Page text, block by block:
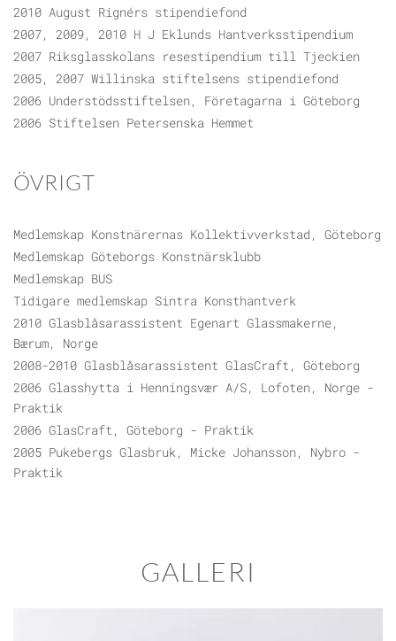
2010 August Rignérs stipendiefond
2007, 2009, 2010 H J Eklunds Hantverksstipendium
2007 Riksglasskolans resestipendium till Tjeckien
2005, 2007 Willinska stiftelsens stipendiefond
2006 Understödsstiftelsen, Företagarna i Göteborg
2006 Stiftelsen Petersenska Hemmet
ÖVRIGT
Medlemskap Konstnärernas Kollektivverkstad, Göteborg
Medlemskap Göteborgs Konstnärsklubb
Medlemskap BUS
Tidigare medlemskap Sintra Konsthantverk
2010 Glasblåsarassistent Egenart Glassmakerne,
Bærum, Norge
2008-2010 Glasblåsarassistent GlasCraft, Göteborg
2006 Glasshytta i Henningsvær A/S, Lofoten, Norge -
Praktik
2006 GlasCraft, Göteborg - Praktik
2005 Pukebergs Glasbruk, Micke Johansson, Nybro -
Praktik
GALLERI